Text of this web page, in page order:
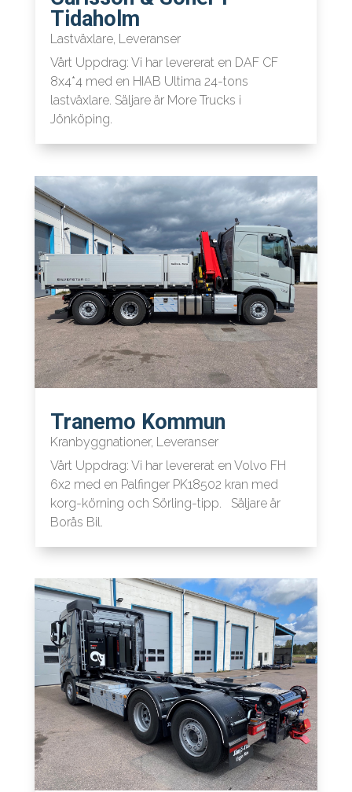
Tidaholm
Lastväxlare, Leveranser
Vårt Uppdrag: Vi har levererat en DAF CF
8x4*4 med en HIAB Ultima 24-tons
lastväxlare. Säljare är More Trucks i
Jönköping.
Tranemo Kommun
Kranbyggnationer, Leveranser
Vårt Uppdrag: Vi har levererat en Volvo FH
6x2 med en Palfinger PK18502 kran med
korg-körning och Sörling-tipp. Säljare är
Borås Bil.